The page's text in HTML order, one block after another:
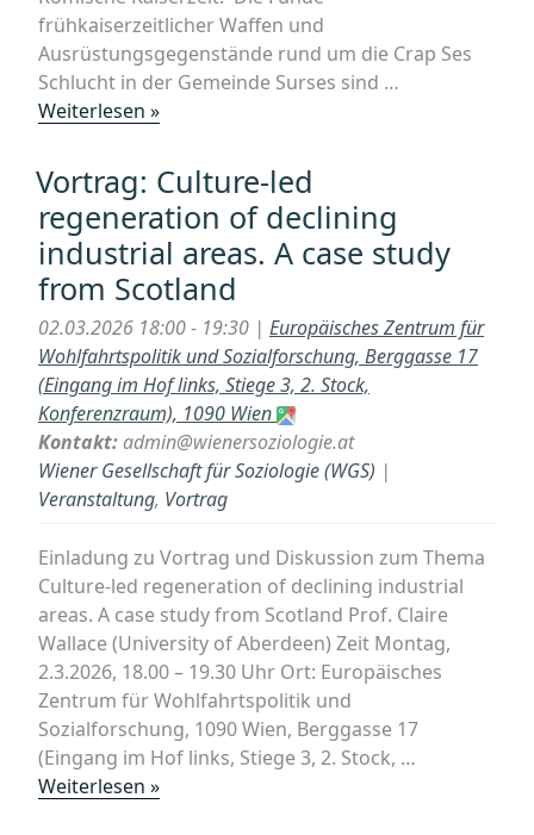
frühkaiserzeitlicher Waffen und
Ausrüstungsgegenstände rund um die Crap Ses
Schlucht in der Gemeinde Surses sind …
Weiterlesen »„hybrid
auf
Einladung
des
AK
Römische
Hannes
Flück:
„CVMBAT
–
Archäologische
Forschungen
zu
Konfliktlandschaft
im
Surses”“
Vortrag: Culture-led
regeneration of declining
industrial areas. A case study
from Scotland
02.03.2026 18:00 - 19:30 | Europäisches Zentrum für
Wohlfahrtspolitik und Sozialforschung, Berggasse 17
(Eingang im Hof links, Stiege 3, 2. Stock,
Konferenzraum), 1090 Wien
Kontakt:admin@wienersoziologie.at
Wiener Gesellschaft für Soziologie (WGS) |
Veranstaltung, Vortrag
Einladung zu Vortrag und Diskussion zum Thema
Culture-led regeneration of declining industrial
areas. A case study from Scotland Prof. Claire
Wallace (University of Aberdeen) Zeit Montag,
2.3.2026, 18.00 – 19.30 Uhr Ort: Europäisches
Zentrum für Wohlfahrtspolitik und
Sozialforschung, 1090 Wien, Berggasse 17
(Eingang im Hof links, Stiege 3, 2. Stock, …
Weiterlesen »„Vortrag: